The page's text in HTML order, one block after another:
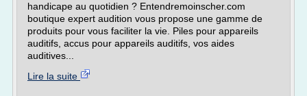
handicape au quotidien ? Entendremoinscher.com
boutique expert audition vous propose une gamme de
produits pour vous faciliter la vie. Piles pour appareils
auditifs, accus pour appareils auditifs, vos aides
auditives...
Lire la suite